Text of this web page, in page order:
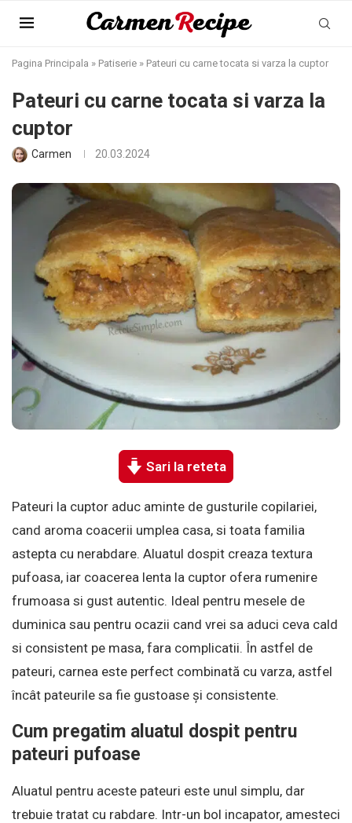
Pagina Principala » Patiserie » Pateuri cu carne tocata si varza la cuptor
Pateuri cu carne tocata si varza la
cuptor
Carmen 20.03.2024
Sari la reteta
Pateuri la cuptor aduc aminte de gusturile copilariei,
cand aroma coacerii umplea casa, si toata familia
astepta cu nerabdare. Aluatul dospit creaza textura
pufoasa, iar coacerea lenta la cuptor ofera rumenire
frumoasa si gust autentic. Ideal pentru mesele de
duminica sau pentru ocazii cand vrei sa aduci ceva cald
si consistent pe masa, fara complicatii. În astfel de
pateuri, carnea este perfect combinată cu varza, astfel
încât pateurile sa fie gustoase și consistente.
Cum pregatim aluatul dospit pentru
pateuri pufoase
Aluatul pentru aceste pateuri este unul simplu, dar
trebuie tratat cu rabdare. Intr-un bol incapator, amesteci